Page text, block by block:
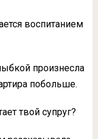
воспитанием
произнесла
побольше.
твой супруг?